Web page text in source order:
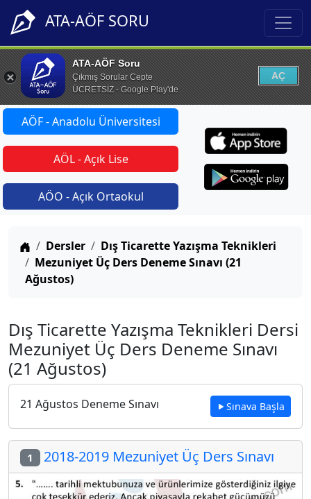
ATA-AÖF SORU
ATA-AÖF Soru
Çıkmış Sorular Cepte
ÜCRETSİZ - Google Play'de
AÇ
AÖF - Anadolu Üniversitesi
AÖL - Açık Lise
AÖO - Açık Ortaokul
Anasayfa
Dersler
Dış Ticarette Yazışma Teknikleri
Mezuniyet Üç Ders Deneme Sınavı (21
Ağustos)
Dış Ticarette Yazışma Teknikleri Dersi
Mezuniyet Üç Ders Deneme Sınavı
(21 Ağustos)
21 Ağustos Deneme Sınavı Sınava Başla
1 2018-2019 Mezuniyet Üç Ders Sınavı